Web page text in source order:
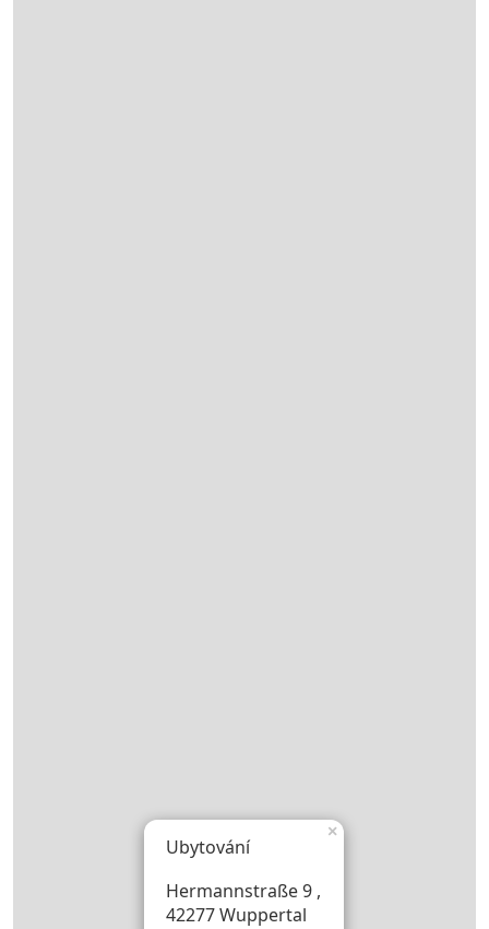
Ubytování
Hermannstraße 9 ,
42277 Wuppertal
×